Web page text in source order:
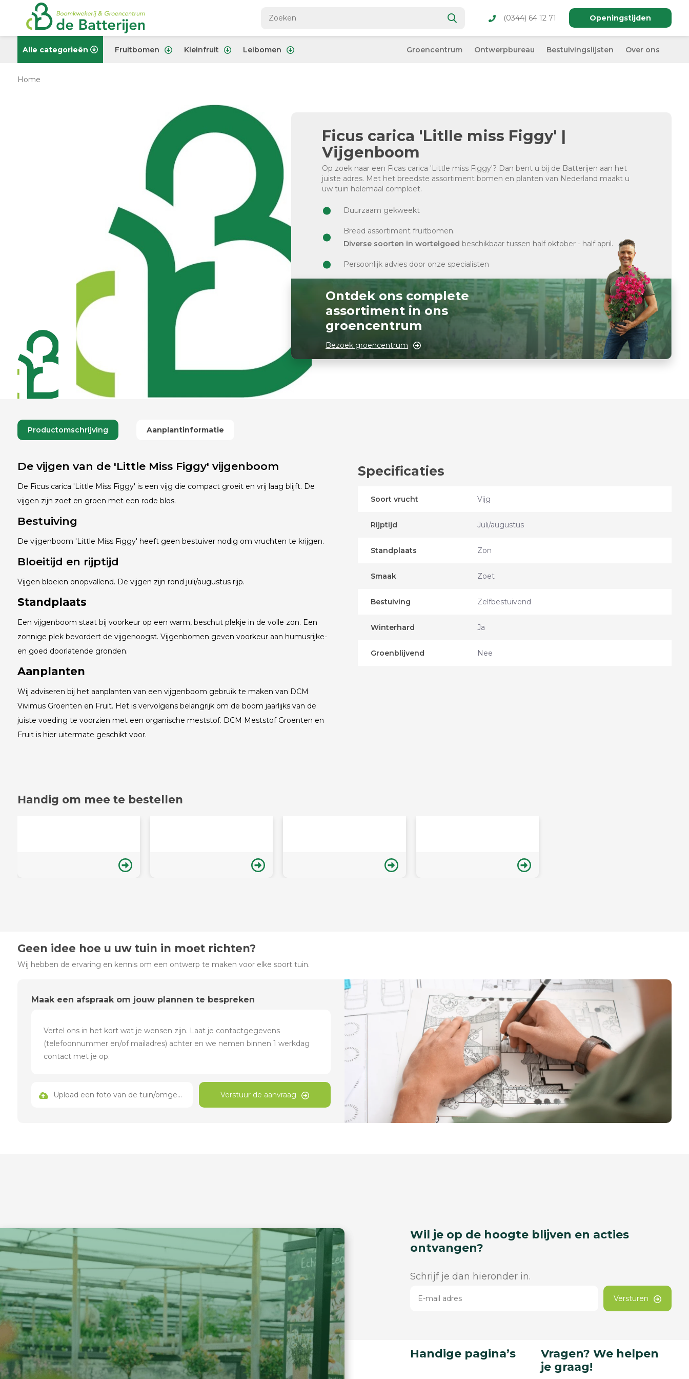
(0344) 64 12 71 Openingstijden
Alle categorieën Fruitbomen Kleinfruit Leibomen Groencentrum Ontwerpbureau Bestuivingslijsten Over ons
Home
Ficus carica 'Litlle miss Figgy' |
Vijgenboom
Op zoek naar een Ficas carica 'Little miss Figgy'? Dan bent u bij de Batterijen aan het
juiste adres. Met het breedste assortiment bomen en planten van Nederland maakt u
uw tuin helemaal compleet.
Duurzaam gekweekt
Breed assortiment fruitbomen.
Diverse soorten in wortelgoed beschikbaar tussen half oktober - half april.
Persoonlijk advies door onze specialisten
Ontdek ons complete
assortiment in ons
groencentrum
Bezoek groencentrum
Productomschrijving Aanplantinformatie
De vijgen van de 'Little Miss Figgy' vijgenboom
De Ficus carica 'Little Miss Figgy' is een vijg die compact groeit en vrij laag blijft. De
vijgen zijn zoet en groen met een rode blos.
Bestuiving
De vijgenboom 'Little Miss Figgy' heeft geen bestuiver nodig om vruchten te krijgen.
Bloeitijd en rijptijd
Vijgen bloeien onopvallend. De vijgen zijn rond juli/augustus rijp.
Standplaats
Een vijgenboom staat bij voorkeur op een warm, beschut plekje in de volle zon. Een
zonnige plek bevordert de vijgenoogst. Vijgenbomen geven voorkeur aan humusrijke-
en goed doorlatende gronden.
Aanplanten
Wij adviseren bij het aanplanten van een vijgenboom gebruik te maken van DCM
Vivimus Groenten en Fruit. Het is vervolgens belangrijk om de boom jaarlijks van de
juiste voeding te voorzien met een organische meststof. DCM Meststof Groenten en
Fruit is hier uitermate geschikt voor.
Specificaties
Soort vrucht Vijg
Rijptijd Juli/augustus
Standplaats Zon
Smaak Zoet
Bestuiving Zelfbestuivend
Winterhard Ja
Groenblijvend Nee
Handig om mee te bestellen
Geen idee hoe u uw tuin in moet richten?
Wij hebben de ervaring en kennis om een ontwerp te maken voor elke soort tuin.
Maak een afspraak om jouw plannen te bespreken
Upload een foto van de tuin/omgeving Verstuur de aanvraag
Wil je op de hoogte blijven en acties
ontvangen?
Schrijf je dan hieronder in.
Versturen
Handige pagina’s
Vragen? We helpen
je graag!